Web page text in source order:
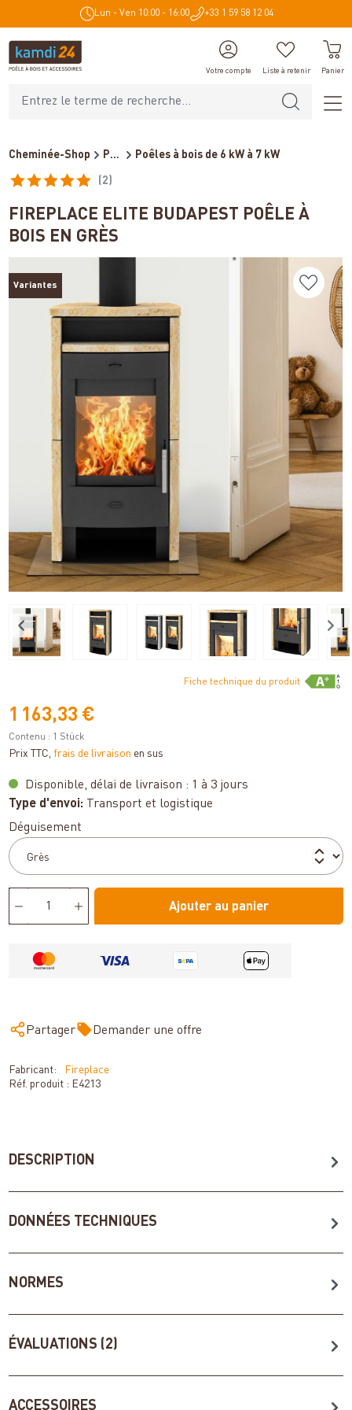
principal Lun - Ven 10:00 - 16:00 +33 1 59 58 12 04
Votre compte Liste à retenir Panier
Cheminée-Shop Poêles et cheminées Poêles à bois de 6 kW à 7 kW
(2)
FIREPLACE ELITE BUDAPEST POÊLE À
BOIS EN GRÈS
Variantes
Fiche technique du produit
1 163,33 €
Contenu : 1 Stück
Prix TTC, frais de livraison en sus
Disponible, délai de livraison : 1 à 3 jours
Type d'envoi: Transport et logistique
Sélectionnez
Déguisement
Ajouter au panier
Partager Demander une offre
Fabricant:
Fireplace
Réf. produit : E4213
DESCRIPTION
DONNÉES TECHNIQUES
NORMES
ÉVALUATIONS (2)
ACCESSOIRES